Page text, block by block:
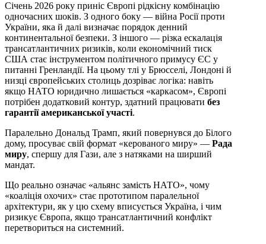
Січень 2026 року приніс Європі рідкісну комбінацію
одночасних шоків. З одного боку — війна Росії проти
України, яка й далі визначає порядок денний
континентальної безпеки. З іншого — різка ескалація
трансатлантичних ризиків, коли економічний тиск
США стає інструментом політичного примусу ЄС у
питанні Гренландії. На цьому тлі у Брюсселі, Лондоні й
низці європейських столиць дозріває логіка: навіть
якщо НАТО юридично лишається «каркасом», Європі
потрібен додатковий контур, здатний працювати без
гарантії американської участі.
Паралельно Дональд Трамп, який повернувся до Білого
дому, просуває свій формат «керованого миру» — Рада
миру, спершу для Гази, але з натяками на ширший
мандат.
Що реально означає «альянс замість НАТО», чому
«коаліція охочих» стає прототипом паралельної
архітектури, як у цю схему вписується Україна, і чим
ризикує Європа, якщо трансатлантичний конфлікт
перетвориться на системний.